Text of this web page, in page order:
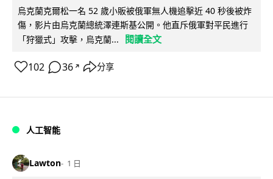
烏克蘭克爾松一名 52 歲小販被俄軍無人機追擊近 40 秒後被炸
傷，影片由烏克蘭總統澤連斯基公開。他直斥俄軍對平民進行
「狩獵式」攻擊，烏克蘭...
閱讀全文
102 36 ↗ 分享
人工智能
Lawton 1 日